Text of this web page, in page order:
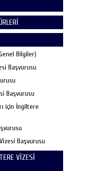
Bilgiler)
Başvurusu
Başvurusu
için İngiltere
Başvurusu
VİZESİ